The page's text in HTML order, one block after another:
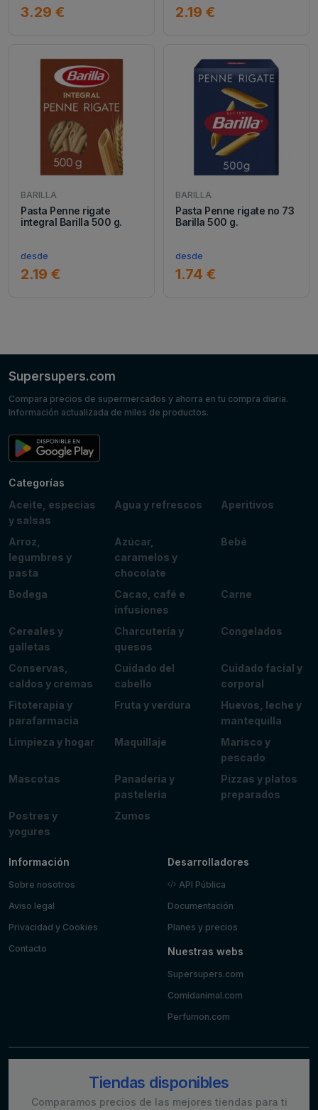
3.29 € 2.19 €
BARILLA
Pasta Penne rigate
integral Barilla 500 g.
desde
2.19 €
BARILLA
Pasta Penne rigate no 73
Barilla 500 g.
desde
1.74 €
Supersupers.com
Compara precios de supermercados y ahorra en tu compra diaria.
Información actualizada de miles de productos.
Categorías
Aceite, especias
y salsas
Agua y refrescos Aperitivos
Arroz,
legumbres y
pasta
Azúcar,
caramelos y
chocolate
Bebé
Bodega
Cacao, café e
infusiones
Carne
Cereales y
galletas
Charcutería y
quesos
Congelados
Conservas,
caldos y cremas
Cuidado del
cabello
Cuidado facial y
corporal
Fitoterapia y
parafarmacia
Fruta y verdura
Huevos, leche y
mantequilla
Limpieza y hogar
Maquillaje
Marisco y
pescado
Mascotas
Panadería y
pastelería
Pizzas y platos
preparados
Postres y
yogures
Zumos
Información
Sobre nosotros
Aviso legal
Privacidad y Cookies
Contacto
Desarrolladores
API Pública
Documentación
Planes y precios
Nuestras webs
Supersupers.com
Comidanimal.com
Perfumon.com
Tiendas disponibles
Comparamos precios de las mejores tiendas para ti